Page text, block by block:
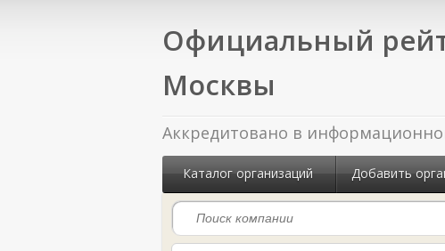
Официальный
Москвы
Аккредитовано в
Каталог организаций Добавить